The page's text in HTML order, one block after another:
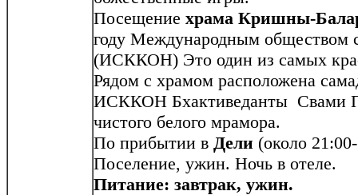
Посещение храма Кришны-
году Международным обществом
(ИСККОН) Это один из самых
Рядом с храмом расположена
ИСККОН Бхактиведанты Свами
чистого белого мрамора.
По прибытии в Дели (около
Поселение, ужин. Ночь в отеле.
Питание: завтрак, ужин.